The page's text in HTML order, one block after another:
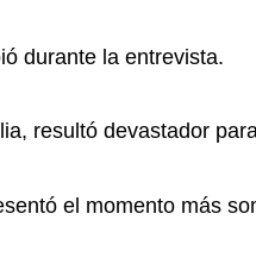
durante la entrevista.
resultó devastador
el momento más